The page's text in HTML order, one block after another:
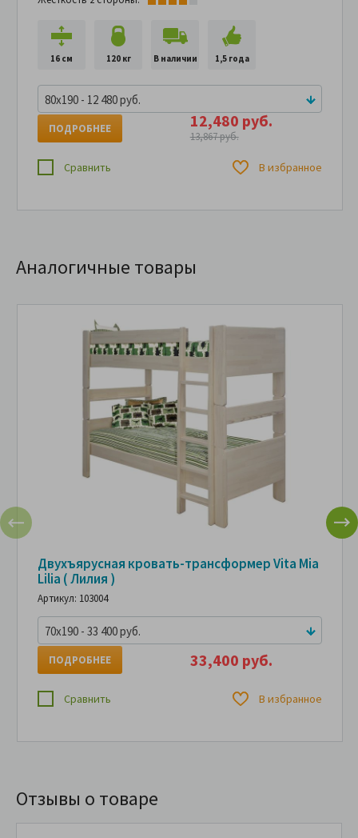
16 см 120 кг В наличии 1,5 года
80x190 - 12 480 руб.
12,480 руб.
13,867 руб.
ПОДРОБНЕЕ
Сравнить В избранное
Аналогичные товары
Двухъярусная кровать-трансформер Vita Mia
Lilia ( Лилия )
Артикул: 103004
70x190 - 33 400 руб.
33,400 руб.
ПОДРОБНЕЕ
Сравнить В избранное
Отзывы о товаре